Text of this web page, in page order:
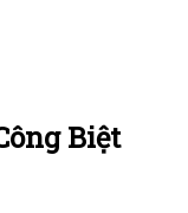
Biệt